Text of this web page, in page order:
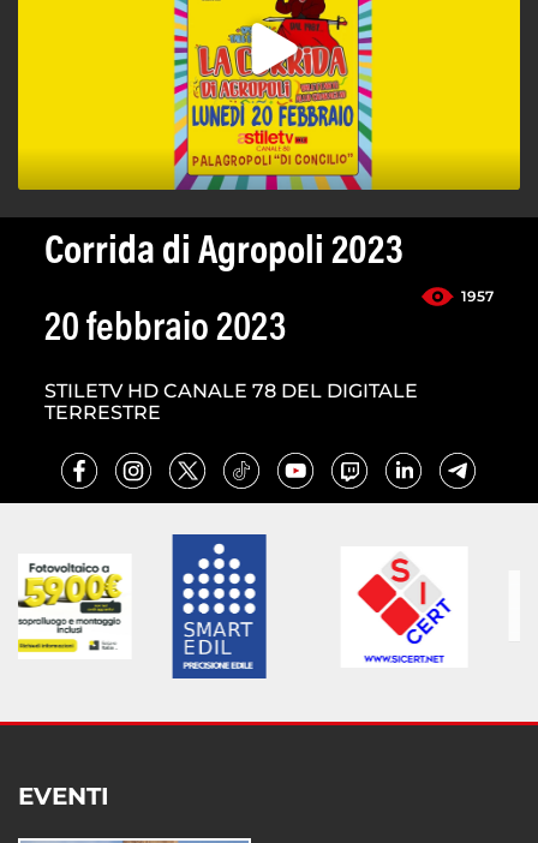
Corrida di Agropoli 2023
1957
20 febbraio 2023
STILETV HD CANALE 78 DEL DIGITALE
TERRESTRE
EVENTI